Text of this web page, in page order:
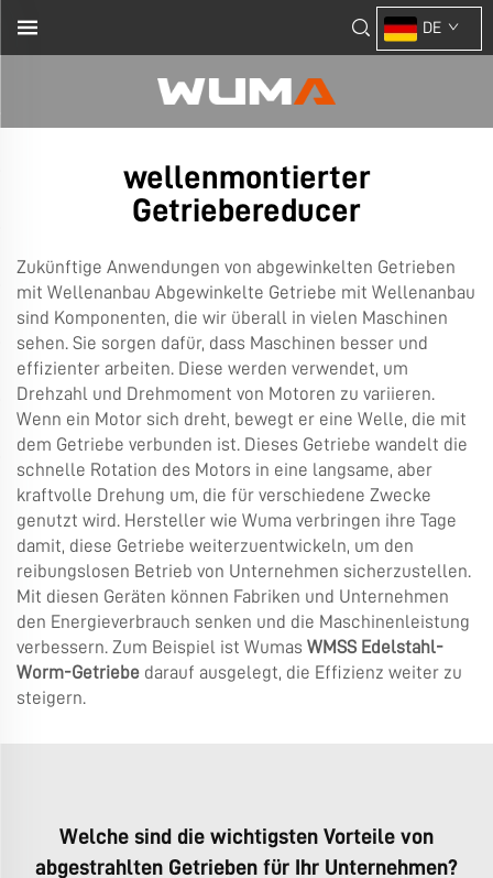
DE
wellenmontierter
Getriebereducer
Zukünftige Anwendungen von abgewinkelten Getrieben
mit Wellenanbau Abgewinkelte Getriebe mit Wellenanbau
sind Komponenten, die wir überall in vielen Maschinen
sehen. Sie sorgen dafür, dass Maschinen besser und
effizienter arbeiten. Diese werden verwendet, um
Drehzahl und Drehmoment von Motoren zu variieren.
Wenn ein Motor sich dreht, bewegt er eine Welle, die mit
dem Getriebe verbunden ist. Dieses Getriebe wandelt die
schnelle Rotation des Motors in eine langsame, aber
kraftvolle Drehung um, die für verschiedene Zwecke
genutzt wird. Hersteller wie Wuma verbringen ihre Tage
damit, diese Getriebe weiterzuentwickeln, um den
reibungslosen Betrieb von Unternehmen sicherzustellen.
Mit diesen Geräten können Fabriken und Unternehmen
den Energieverbrauch senken und die Maschinenleistung
verbessern. Zum Beispiel ist Wumas WMSS Edelstahl-
Worm-Getriebe darauf ausgelegt, die Effizienz weiter zu
steigern.
Welche sind die wichtigsten Vorteile von
abgestrahlten Getrieben für Ihr Unternehmen?